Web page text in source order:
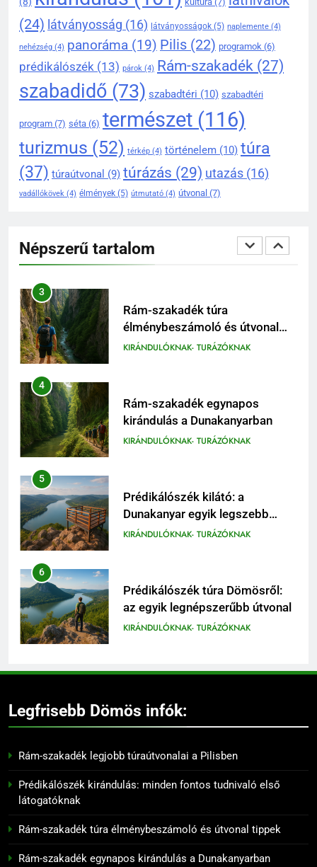
(24) látványosság (16) látványosságok (5) naplemente (4)
nehézség (4) panoráma (19) Pilis (22) programok (6)
prédikálószék (13) párok (4) Rám-szakadék (27)
szabadidő (73) szabadtéri (10) szabadtéri
program (7) séta (6) természet (116)
turizmus (52) térkép (4) történelem (10) túra
(37) túraútvonal (9) túrázás (29) utazás (16)
vadállókövek (4) élmények (5) útmutató (4) útvonal (7)
Népszerű tartalom
139
A Duna-kanyar gyöngyszeme:
miért érdemes ellátogatni
Dömösre
KIRÁNDULÓKNAK- TURÁZÓKNAK
Rám-szakadék legjobb
túraútvonalai a Pilisben
KIRÁNDULÓKNAK- TURÁZÓKNAK
2
minden fontos tudnivaló első
látogatóknak
KIRÁNDULÓKNAK- TURÁZÓKNAK
3
Rám-szakadék túra
élménybeszámoló és útvonal
tippek
KIRÁNDULÓKNAK- TURÁZÓKNAK
4
Rám-szakadék egynapos
kirándulás a Dunakanyarban
KIRÁNDULÓKNAK- TURÁZÓKNAK
5
Prédikálószék kilátó: a
Dunakanyar egyik legszebb
panorámája
KIRÁNDULÓKNAK- TURÁZÓKNAK
6
Prédikálószék túra Dömösről:
az egyik legnépszerűbb útvonal
KIRÁNDULÓKNAK- TURÁZÓKNAK
kirándulás: mit érdemes tudni
előtte
8
Prédikálószék túraútvonal:
KIRÁNDULÓKNAK- TURÁZÓKNAK
Legfrisebb Dömös infók:
Rám-szakadék legjobb túraútvonalai a Pilisben
Prédikálószék kirándulás: minden fontos tudnivaló első
látogatóknak
Rám-szakadék túra élménybeszámoló és útvonal tippek
Rám-szakadék egynapos kirándulás a Dunakanyarban